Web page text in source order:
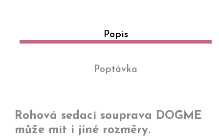
Popis
Poptávka
Rohová sedací souprava DOGME
může mít i jiné rozměry.